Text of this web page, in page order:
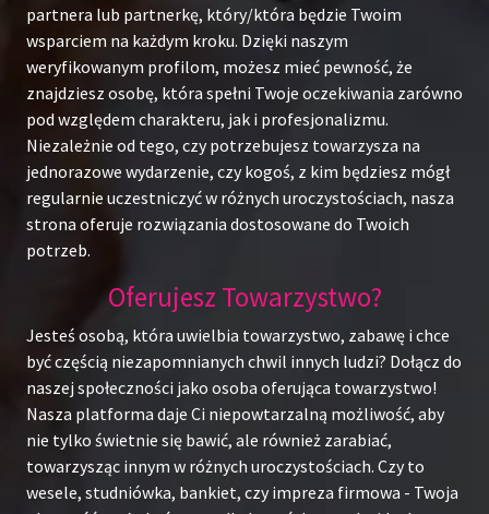
partnera lub partnerkę, który/która będzie Twoim
wsparciem na każdym kroku. Dzięki naszym
weryfikowanym profilom, możesz mieć pewność, że
znajdziesz osobę, która spełni Twoje oczekiwania zarówno
pod względem charakteru, jak i profesjonalizmu.
Niezależnie od tego, czy potrzebujesz towarzysza na
jednorazowe wydarzenie, czy kogoś, z kim będziesz mógł
regularnie uczestniczyć w różnych uroczystościach, nasza
strona oferuje rozwiązania dostosowane do Twoich
potrzeb.
Oferujesz Towarzystwo?
Jesteś osobą, która uwielbia towarzystwo, zabawę i chce
być częścią niezapomnianych chwil innych ludzi? Dołącz do
naszej społeczności jako osoba oferująca towarzystwo!
Nasza platforma daje Ci niepowtarzalną możliwość, aby
nie tylko świetnie się bawić, ale również zarabiać,
towarzysząc innym w różnych uroczystościach. Czy to
wesele, studniówka, bankiet, czy impreza firmowa - Twoja